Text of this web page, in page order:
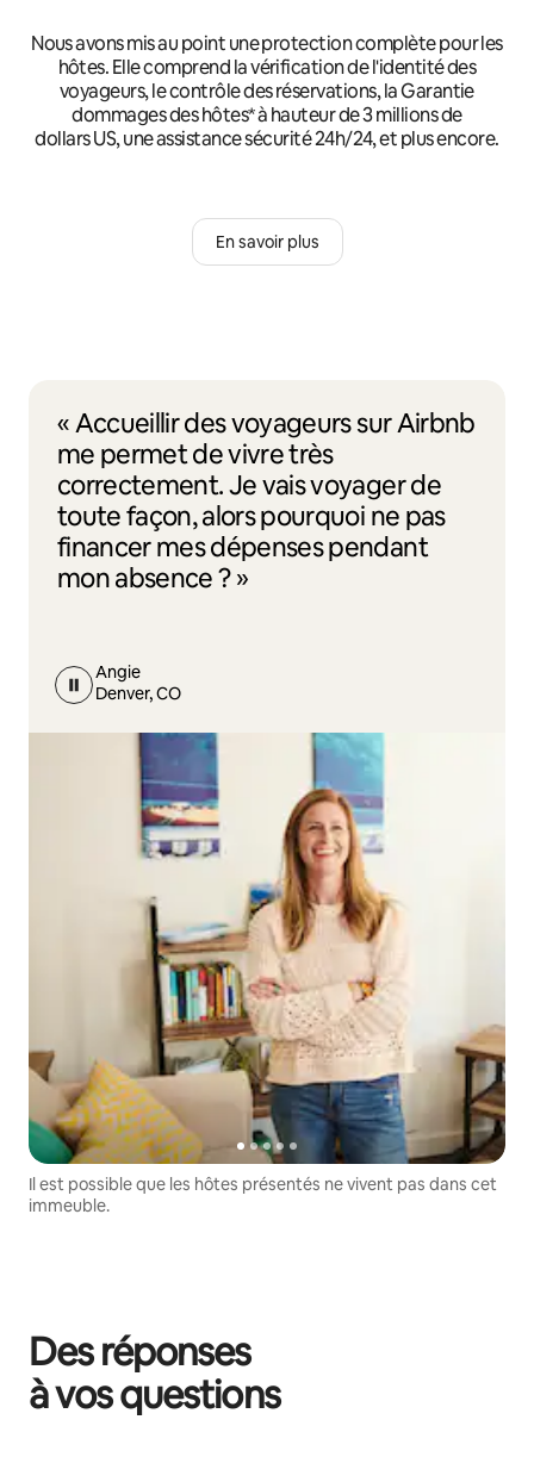
Nous avons mis au point une protection complète pour les
hôtes. Elle comprend la vérification de l'identité des
voyageurs, le contrôle des réservations, la Garantie
dommages des hôtes* à hauteur de 3 millions de
dollars US, une assistance sécurité 24h/24, et plus encore.
En savoir plus
« Accueillir des voyageurs sur Airbnb
me permet de vivre très
correctement. Je vais voyager de
toute façon, alors pourquoi ne pas
financer mes dépenses pendant
mon absence ? »
Angie
Denver, CO
Il est possible que les hôtes présentés ne vivent pas dans cet
immeuble.
Des réponses
à vos questions